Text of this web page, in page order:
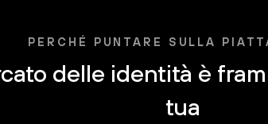
PERCHÉ PUNTARE SULLA
delle identità è
tua